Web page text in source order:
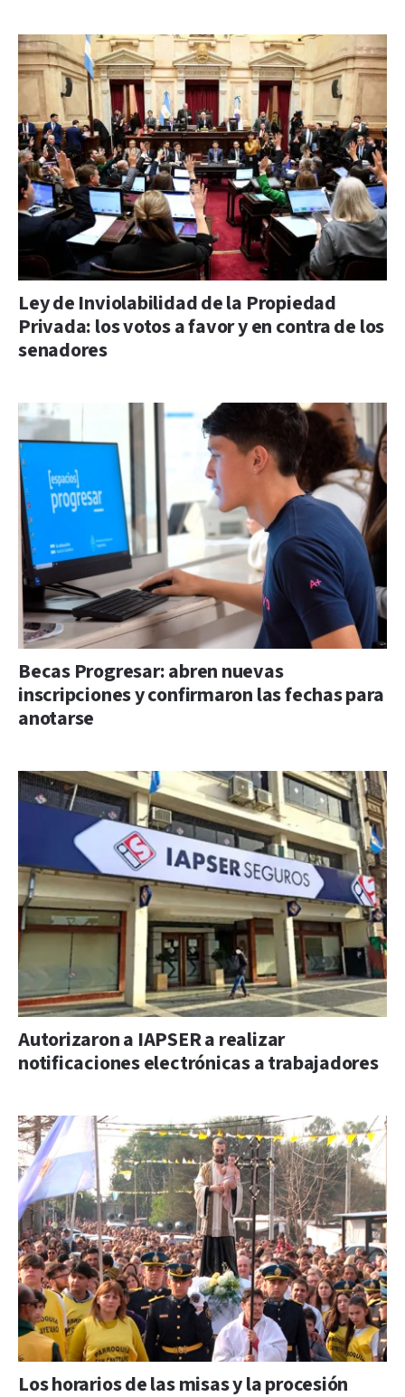
Ley de Inviolabilidad de la Propiedad
Privada: los votos a favor y en contra de los
senadores
Becas Progresar: abren nuevas
inscripciones y confirmaron las fechas para
anotarse
Autorizaron a IAPSER a realizar
notificaciones electrónicas a trabajadores
Los horarios de las misas y la procesión